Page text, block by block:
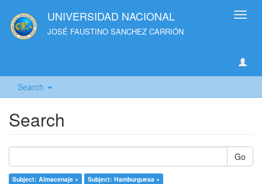
UNIVERSIDAD NACIONAL
JOSÉ FAUSTINO SANCHEZ CARRIÓN
Search
Search
Go
Subject: Almacenaje ×
Subject: Hamburguesa ×